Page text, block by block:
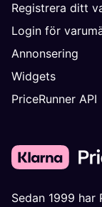
Registrera ditt
Login för
Annonsering
Widgets
PriceRunner API
Sedan 1999 har